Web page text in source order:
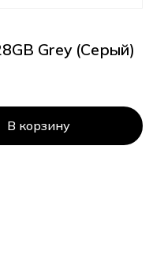
Grey (Серый)
В корзину